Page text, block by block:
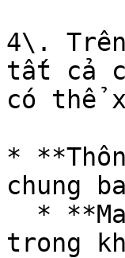
4\.
tất cả
có thể
*
chung
trong